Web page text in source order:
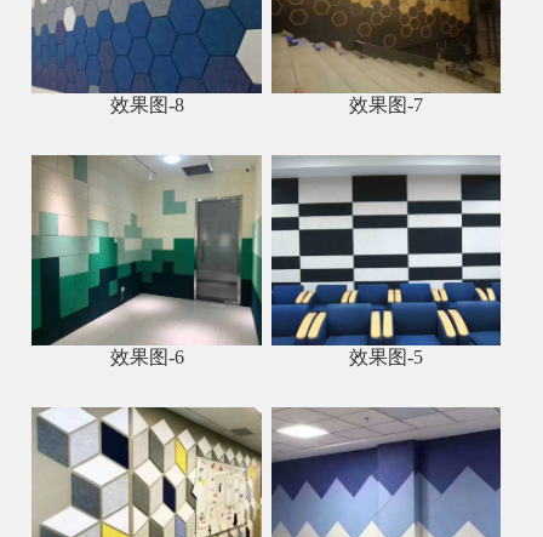
效果图-8 效果图-7
效果图-6 效果图-5